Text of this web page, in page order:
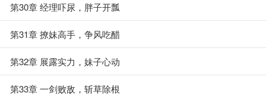
第30章 经理吓尿，胖子开瓢
第31章 撩妹高手，争风吃醋
第32章 展露实力，妹子心动
第33章 一剑败敌，斩草除根